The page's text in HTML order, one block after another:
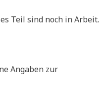
Teil sind noch in Arbeit.
Angaben zur